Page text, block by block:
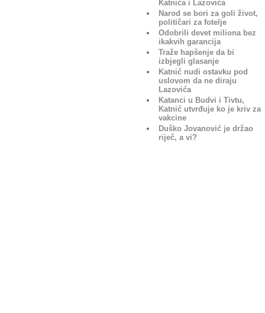
Katnića i Lazovića
Narod se bori za goli život,
političari za fotelje
Odobrili devet miliona bez
ikakvih garancija
Traže hapšenje da bi
izbjegli glasanje
Katnić nudi ostavku pod
uslovom da ne diraju
Lazovića
Katanci u Budvi i Tivtu,
Katnić utvrđuje ko je kriv za
vakcine
Duško Jovanović je držao
riječ, a vi?